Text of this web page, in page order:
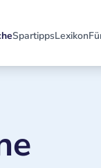
SpartippsLexikon